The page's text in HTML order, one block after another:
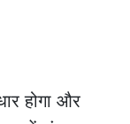
होगा और